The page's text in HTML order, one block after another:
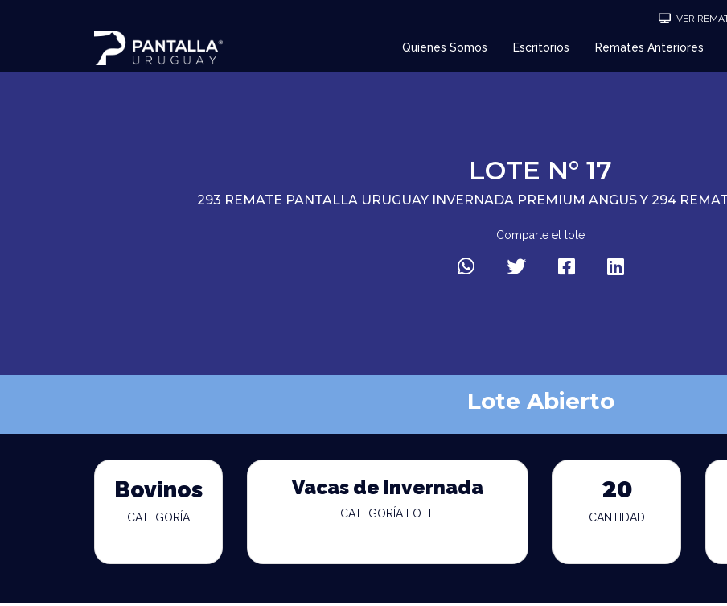
VER
Quienes Somos Escritorios Remates Anteriores
LOTE N° 17
293 REMATE PANTALLA URUGUAY INVERNADA PREMIUM ANGUS Y 294
Comparte el lote
Lote Abierto
Bovinos
CATEGORÍA
Vacas de Invernada
CATEGORÍA LOTE
20
CANTIDAD